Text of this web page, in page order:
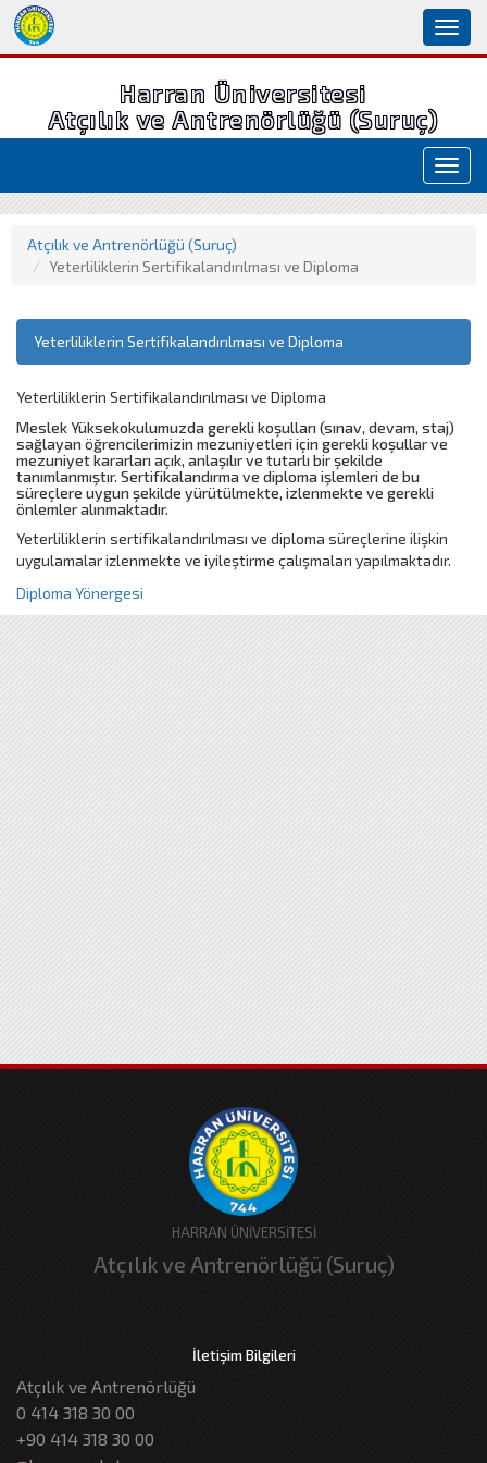
Harran Üniversitesi
Atçılık ve Antrenörlüğü (Suruç)
Atçılık ve Antrenörlüğü (Suruç)
Yeterliliklerin Sertifikalandırılması ve Diploma
Yeterliliklerin Sertifikalandırılması ve Diploma
Yeterliliklerin Sertifikalandırılması ve Diploma
Meslek Yüksekokulumuzda gerekli koşulları (sınav, devam, staj)
sağlayan öğrencilerimizin mezuniyetleri için gerekli koşullar ve
mezuniyet kararları açık, anlaşılır ve tutarlı bir şekilde
tanımlanmıştır. Sertifikalandırma ve diploma işlemleri de bu
süreçlere uygun şekilde yürütülmekte, izlenmekte ve gerekli
önlemler alınmaktadır.
Yeterliliklerin sertifikalandırılması ve diploma süreçlerine ilişkin
uygulamalar izlenmekte ve iyileştirme çalışmaları yapılmaktadır.
Diploma Yönergesi
HARRAN ÜNİVERSİTESİ
Atçılık ve Antrenörlüğü (Suruç)
İletişim Bilgileri
Atçılık ve Antrenörlüğü
0 414 318 30 00
+90 414 318 30 00